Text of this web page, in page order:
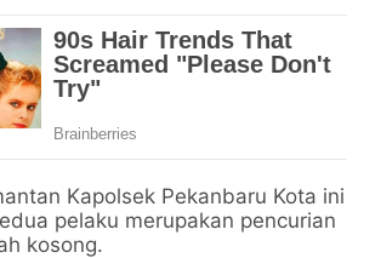
Kapolsek Pekanbaru Kota ini
pelaku merupakan pencurian
kosong.